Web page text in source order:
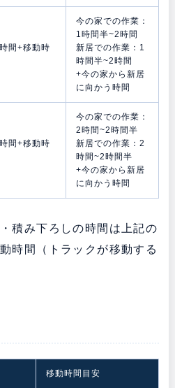
間+移動時
今の家での作業：
1時間半~2時間
新居での作業：1
時間半~2時間
+今の家から新居
に向かう時間
間+移動時
今の家での作業：
2時間~2時間半
新居での作業：2
時間~2時間半
+今の家から新居
に向かう時間
積み下ろしの時間は上記の
時間（トラックが移動する
移動時間目安